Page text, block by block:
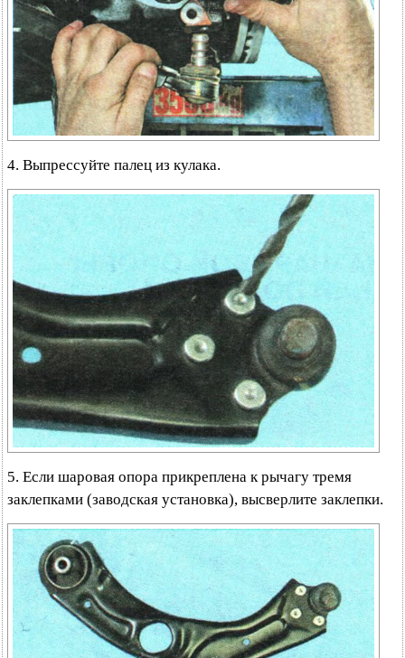
4. Выпрессуйте палец из кулака.
5. Если шаровая опора прикреплена к рычагу тремя
заклепками (заводская установка), высверлите заклепки.